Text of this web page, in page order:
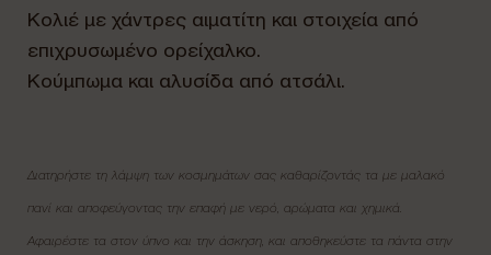
Κολιέ με χάντρες αιματίτη και στοιχεία από
επιχρυσωμένο ορείχαλκο.
Kούμπωμα και αλυσίδα από ατσάλι.
Διατηρήστε τη λάμψη των κοσμημάτων σας καθαρίζοντάς τα με μαλακό
πανί και αποφεύγοντας την επαφή με νερό, αρώματα και χημικά.
Αφαιρέστε τα στον ύπνο και την άσκηση, και αποθηκεύστε τα πάντα στην